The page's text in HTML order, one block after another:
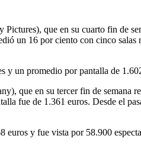
Pictures), que en su cuarto fin de
un 16 por ciento con cinco salas
un promedio por pantalla de
que en su tercer fin de semana
fue de 1.361 euros. Desde el
euros y fue vista por 58.900